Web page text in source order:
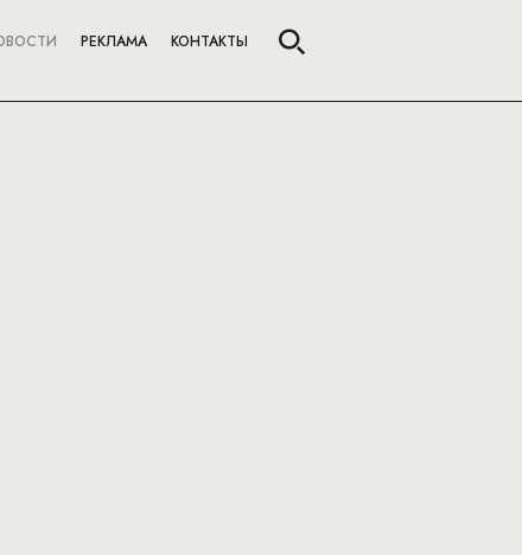
РЕКЛАМА КОНТАКТЫ